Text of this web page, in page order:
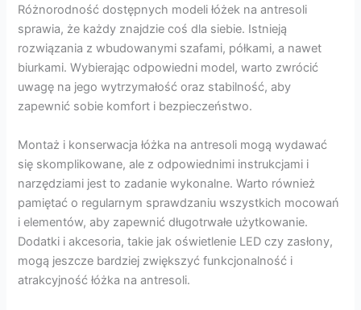
Różnorodność dostępnych modeli łóżek na antresoli
sprawia, że każdy znajdzie coś dla siebie. Istnieją
rozwiązania z wbudowanymi szafami, półkami, a nawet
biurkami. Wybierając odpowiedni model, warto zwrócić
uwagę na jego wytrzymałość oraz stabilność, aby
zapewnić sobie komfort i bezpieczeństwo.
Montaż i konserwacja łóżka na antresoli mogą wydawać
się skomplikowane, ale z odpowiednimi instrukcjami i
narzędziami jest to zadanie wykonalne. Warto również
pamiętać o regularnym sprawdzaniu wszystkich mocowań
i elementów, aby zapewnić długotrwałe użytkowanie.
Dodatki i akcesoria, takie jak oświetlenie LED czy zasłony,
mogą jeszcze bardziej zwiększyć funkcjonalność i
atrakcyjność łóżka na antresoli.